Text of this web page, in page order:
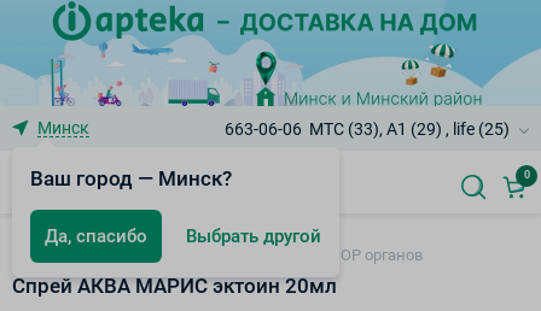
Минск
Ваш город — Минск?
Да, спасибо Выбрать другой
663-06-06 МТС (33), A1 (29) , life (25)
0
Морские воды, средства при заболевания ЛОР органов
Спрей АКВА МАРИС эктоин 20мл